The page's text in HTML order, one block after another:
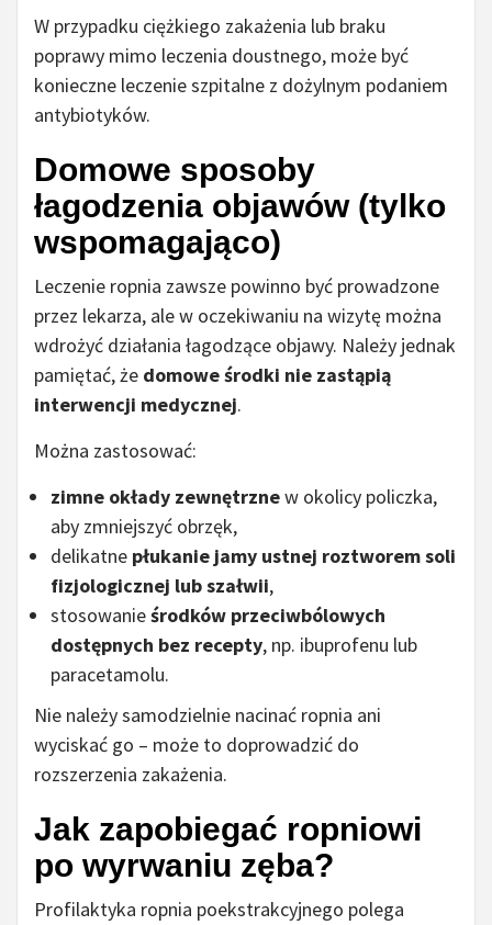
W przypadku ciężkiego zakażenia lub braku
poprawy mimo leczenia doustnego, może być
konieczne leczenie szpitalne z dożylnym podaniem
antybiotyków.
Domowe sposoby
łagodzenia objawów (tylko
wspomagająco)
Leczenie ropnia zawsze powinno być prowadzone
przez lekarza, ale w oczekiwaniu na wizytę można
wdrożyć działania łagodzące objawy. Należy jednak
pamiętać, że domowe środki nie zastąpią
interwencji medycznej.
Można zastosować:
zimne okłady zewnętrznew okolicy policzka,
aby zmniejszyć obrzęk,
delikatne płukanie jamy ustnej roztworem soli
fizjologicznej lub szałwii,
stosowanieśrodków przeciwbólowych
dostępnych bez recepty, np. ibuprofenu lub
paracetamolu.
Nie należy samodzielnie nacinać ropnia ani
wyciskać go – może to doprowadzić do
rozszerzenia zakażenia.
Jak zapobiegać ropniowi
po wyrwaniu zęba?
Profilaktyka ropnia poekstrakcyjnego polega